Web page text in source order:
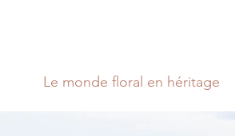
Le monde floral en héritage